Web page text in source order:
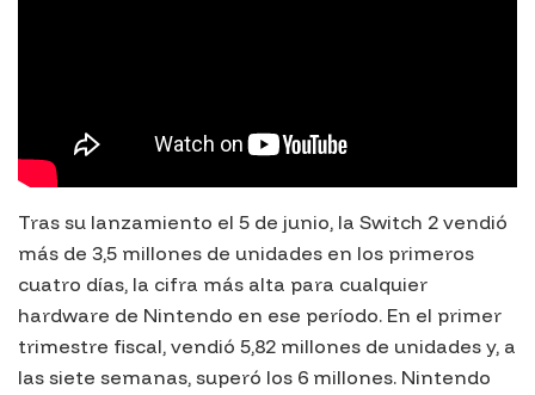
Tras su lanzamiento el 5 de junio, la Switch 2 vendió
más de 3,5 millones de unidades en los primeros
cuatro días, la cifra más alta para cualquier
hardware de Nintendo en ese período. En el primer
trimestre fiscal, vendió 5,82 millones de unidades y, a
las siete semanas, superó los 6 millones. Nintendo